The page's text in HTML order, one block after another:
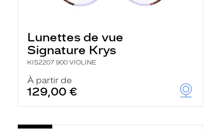
Lunettes de vue
Signature Krys
KIS2207 900 VIOLINE
À partir de
129,00 €